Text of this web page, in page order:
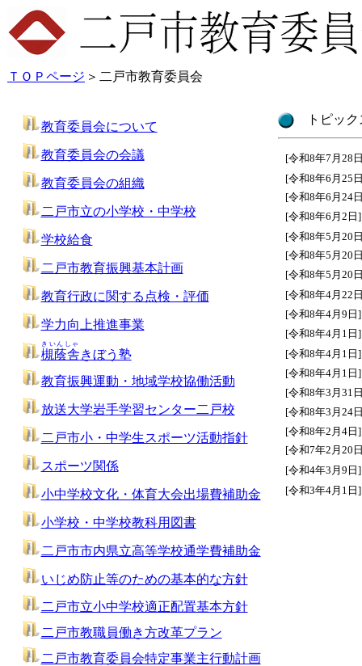
ＴＯＰページ ＞ 二戸市教育委員会
教育委員会について
教育委員会の会議
教育委員会の組織
二戸市立の小学校・中学校
学校給食
二戸市教育振興基本計画
教育行政に関する点検・評価
学力向上推進事業
槻蔭舎
きいんしゃ
きぼう塾
教育振興運動 ・地域学校協働活動
放送大学岩手学習センター二戸校
二戸市小・中学生スポーツ活動指針
スポーツ関係
小中学校文化・体育大会出場費補助金
小学校・中学校教科用図書
二戸市市内県立高等学校通学費補助金
いじめ防止等のための基本的な方針
二戸市立小中学校適正配置基本方針
二戸市教職員働き方改革プラン
二戸市教育委員会特定事業主行動計画
トピック
[令和8年7月28
[令和8年6月25
[令和8年6月24
[令和8年6月2日]
[令和8年5月20
[令和8年5月20
[令和8年5月20
[令和8年4月22
[令和8年4月9日]
[令和8年4月1日]
[令和8年4月1日]
[令和8年4月1日]
[令和8年3月31
[令和8年3月24
[令和8年2月4日]
[令和7年2月20
[令和4年3月9日]
[令和3年4月1日]